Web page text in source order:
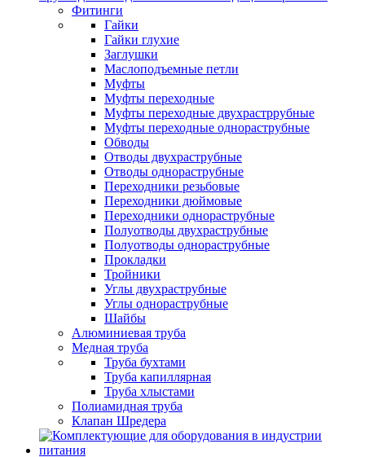
Фитинги
Гайки
Гайки глухие
Заглушки
Маслоподъемные петли
Муфты
Муфты переходные
Муфты переходные двухрастррубные
Муфты переходные однораструбные
Обводы
Отводы двухраструбные
Отводы однораструбные
Переходники резьбовые
Переходники дюймовые
Переходники однораструбные
Полуотводы двухраструбные
Полуотводы однораструбные
Прокладки
Тройники
Углы двухраструбные
Углы однораструбные
Шайбы
Алюминиевая труба
Медная труба
Труба бухтами
Труба капиллярная
Труба хлыстами
Полиамидная труба
Клапан Шредера